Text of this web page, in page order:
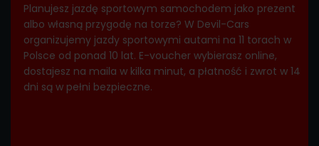
Planujesz jazdę sportowym samochodem jako prezent
albo własną przygodę na torze? W Devil-Cars
organizujemy jazdy sportowymi autami na 11 torach w
Polsce od ponad 10 lat. E-voucher wybierasz online,
dostajesz na maila w kilka minut, a płatność i zwrot w 14
dni są w pełni bezpieczne.